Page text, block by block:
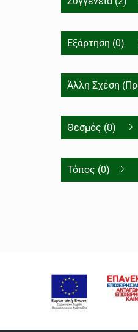
Εξάρτηση (0)
Άλλη Σχέση
Θεσμός (0)
Τόπος (0)